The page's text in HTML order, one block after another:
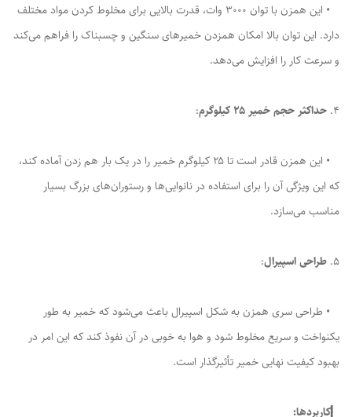
• این همزن با توان ۳۰۰۰ وات، قدرت بالایی برای مخلوط کردن مواد مختلف
دارد. این توان بالا امکان همزدن خمیرهای سنگین و چسبناک را فراهم می‌کند
و سرعت کار را افزایش می‌دهد.
4. حداکثر حجم خمیر ۲۵ کیلوگرم :
• این همزن قادر است تا ۲۵ کیلوگرم خمیر را در یک بار هم زدن آماده کند،
که این ویژگی آن را برای استفاده در نانوایی‌ها و رستوران‌های بزرگ بسیار
مناسب می‌سازد.
5. طراحی اسپیرال:
• طراحی سری همزن به شکل اسپیرال باعث می‌شود که خمیر به طور
یکنواخت و سریع مخلوط شود و هوا به خوبی در آن نفوذ کند که این امر در
بهبود کیفیت نهایی خمیر تأثیرگذار است.
کاربردها: